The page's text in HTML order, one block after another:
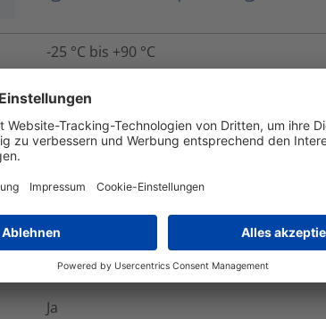
-25 °C bis +90 °C
UL94 V0
Ja
Ja
Ja